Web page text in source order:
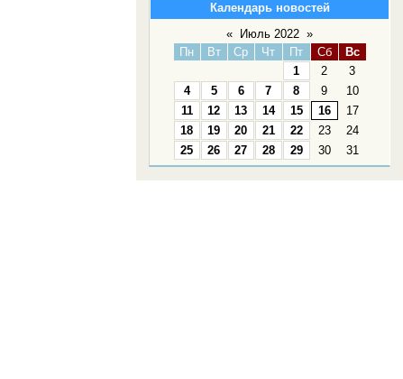
Календарь новостей
«
Июль 2022 »
Пн
Вт Ср Чт Пт Сб
Вс
1
2
3
4
5 6 7 8 9
10
11
12 13 14 15 16
17
18
19 20 21 22 23
24
25
26 27 28 29 30 31